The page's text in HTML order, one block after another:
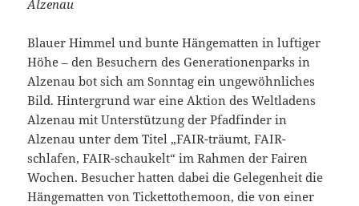
Alzenau
Blauer Himmel und bunte Hängematten in luftiger
Höhe – den Besuchern des Generationenparks in
Alzenau bot sich am Sonntag ein ungewöhnliches
Bild. Hintergrund war eine Aktion des Weltladens
Alzenau mit Unterstützung der Pfadfinder in
Alzenau unter dem Titel „FAIR-träumt, FAIR-
schlafen, FAIR-schaukelt“ im Rahmen der Fairen
Wochen. Besucher hatten dabei die Gelegenheit die
Hängematten von Tickettothemoon, die von einer